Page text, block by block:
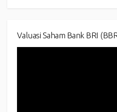
Valuasi Saham Bank BRI